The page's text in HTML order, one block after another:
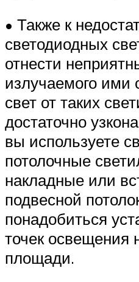
• Также к
светодиодных
отнести
излучаемого ими
свет от таких
достаточно
вы используете
потолочные
накладные или
подвесной
понадобиться
точек освещения
площади.